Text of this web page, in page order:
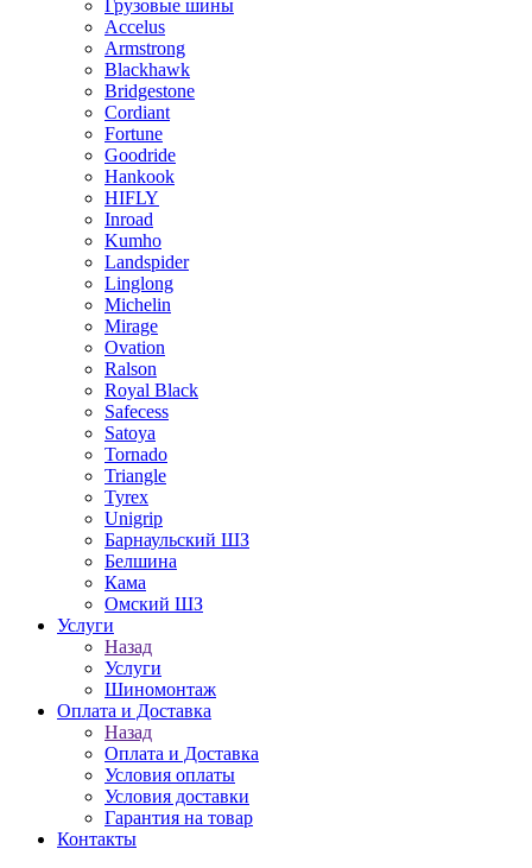
Грузовые шины
Accelus
Armstrong
Blackhawk
Bridgestone
Cordiant
Fortune
Goodride
Hankook
HIFLY
Inroad
Kumho
Landspider
Linglong
Michelin
Mirage
Ovation
Ralson
Royal Black
Safecess
Satoya
Tornado
Triangle
Tyrex
Unigrip
Барнаульский ШЗ
Белшина
Кама
Омский ШЗ
Услуги
Назад
Услуги
Шиномонтаж
Оплата и Доставка
Назад
Оплата и Доставка
Условия оплаты
Условия доставки
Гарантия на товар
Контакты